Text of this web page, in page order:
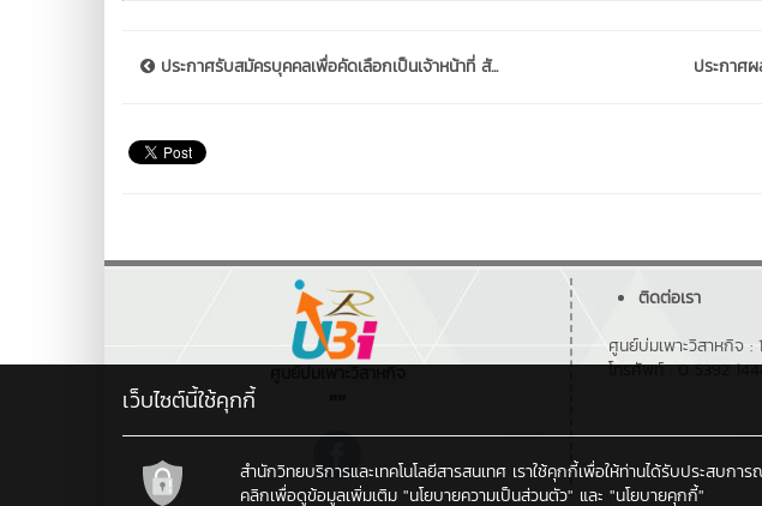
ประกาศรับสมัครบุคคลเพื่อคัดเลือกเป็นเจ้าหน้าที่ สั... ประกาศ
ศูนย์บ่มเพาะวิสาหกิจ
ติดต่อเรา
ศูนย์บ่มเพาะวิสาหกิจ :
โทรศัพท์ : 0 5392
เว็บไซต์นี้ใช้คุกกี้
สำนักวิทยบริการและเทคโนโลยีสารสนเทศ เราใช้คุกกี้เพื่อให้ท่านได้รับประสบกา
คลิกเพื่อดูข้อมูลเพิ่มเติม "นโยบายความเป็นส่วนตัว" และ "นโยบายคุกกี้"